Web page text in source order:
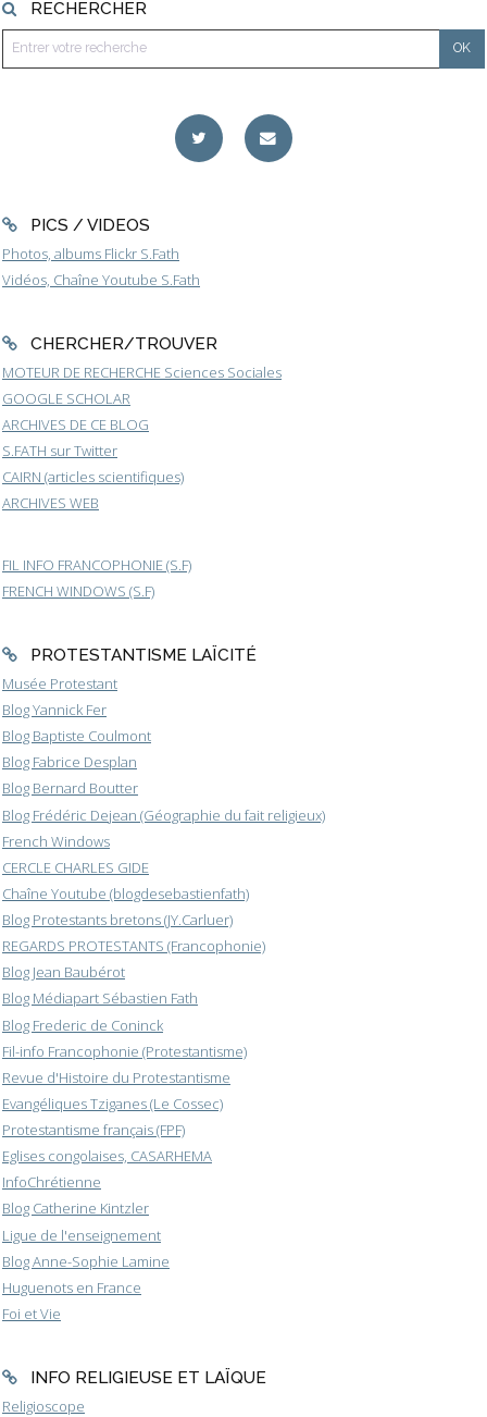
RECHERCHER
PICS / VIDEOS
Photos, albums Flickr S.Fath
Vidéos, Chaîne Youtube S.Fath
CHERCHER/TROUVER
MOTEUR DE RECHERCHE Sciences Sociales
GOOGLE SCHOLAR
ARCHIVES DE CE BLOG
S.FATH sur Twitter
CAIRN (articles scientifiques)
ARCHIVES WEB
FIL INFO FRANCOPHONIE (S.F)
FRENCH WINDOWS (S.F)
PROTESTANTISME LAÏCITÉ
Musée Protestant
Blog Yannick Fer
Blog Baptiste Coulmont
Blog Fabrice Desplan
Blog Bernard Boutter
Blog Frédéric Dejean (Géographie du fait religieux)
French Windows
CERCLE CHARLES GIDE
Chaîne Youtube (blogdesebastienfath)
Blog Protestants bretons (JY.Carluer)
REGARDS PROTESTANTS (Francophonie)
Blog Jean Baubérot
Blog Médiapart Sébastien Fath
Blog Frederic de Coninck
Fil-info Francophonie (Protestantisme)
Revue d'Histoire du Protestantisme
Evangéliques Tziganes (Le Cossec)
Protestantisme français (FPF)
Eglises congolaises, CASARHEMA
InfoChrétienne
Blog Catherine Kintzler
Ligue de l'enseignement
Blog Anne-Sophie Lamine
Huguenots en France
Foi et Vie
INFO RELIGIEUSE ET LAÏQUE
Religioscope